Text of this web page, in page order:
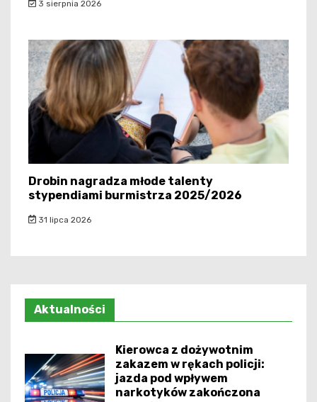
3 sierpnia 2026
Drobin nagradza młode talenty
stypendiami burmistrza 2025/2026
31 lipca 2026
Aktualności
Kierowca z dożywotnim
zakazem w rękach policji:
jazda pod wpływem
narkotyków zakończona